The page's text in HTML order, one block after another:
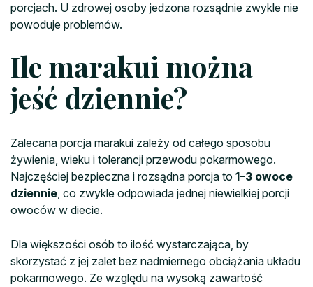
porcjach. U zdrowej osoby jedzona rozsądnie zwykle nie
powoduje problemów.
Ile marakui można
jeść dziennie?
Zalecana porcja marakui zależy od całego sposobu
żywienia, wieku i tolerancji przewodu pokarmowego.
Najczęściej bezpieczna i rozsądna porcja to 1–3 owoce
dziennie, co zwykle odpowiada jednej niewielkiej porcji
owoców w diecie.
Dla większości osób to ilość wystarczająca, by
skorzystać z jej zalet bez nadmiernego obciążania układu
pokarmowego. Ze względu na wysoką zawartość